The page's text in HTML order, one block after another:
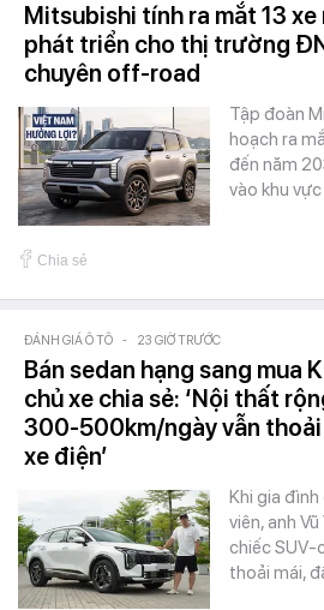
Mitsubishi tính ra mắt 13
phát triển cho thị trường
chuyên off-road
Tập đoàn
hoạch ra
đến năm
vào khu
Chia sẻ
ĐÁNH GIÁ Ô TÔ - 23 GIỜ TRƯỚC
Bán sedan hạng sang mua
chủ xe chia sẻ: ‘Nội thất
300-500km/ngày vẫn thoải
xe điện’
Khi gia
viên, anh
chiếc SUV-
thoải mái,